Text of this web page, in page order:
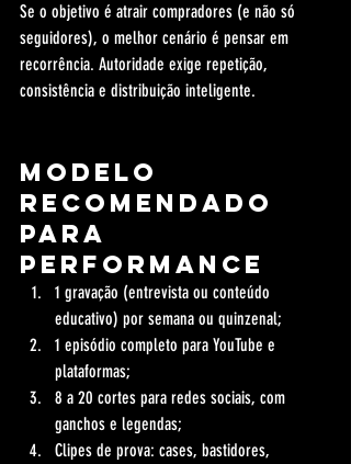
Se o objetivo é atrair compradores (e não só
seguidores), o melhor cenário é pensar em
recorrência. Autoridade exige repetição,
consistência e distribuição inteligente.
Modelo
recomendado
para
performance
1 gravação (entrevista ou conteúdo
educativo) por semana ou quinzenal;
1 episódio completo para YouTube e
plataformas;
8 a 20 cortes para redes sociais, com
ganchos e legendas;
Clipes de prova: cases, bastidores,